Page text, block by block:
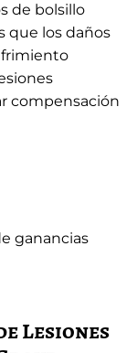
de bolsillo
que los daños
compensación
ganancias
Lesiones